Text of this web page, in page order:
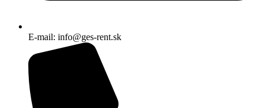
E-mail: info@ges-rent.sk